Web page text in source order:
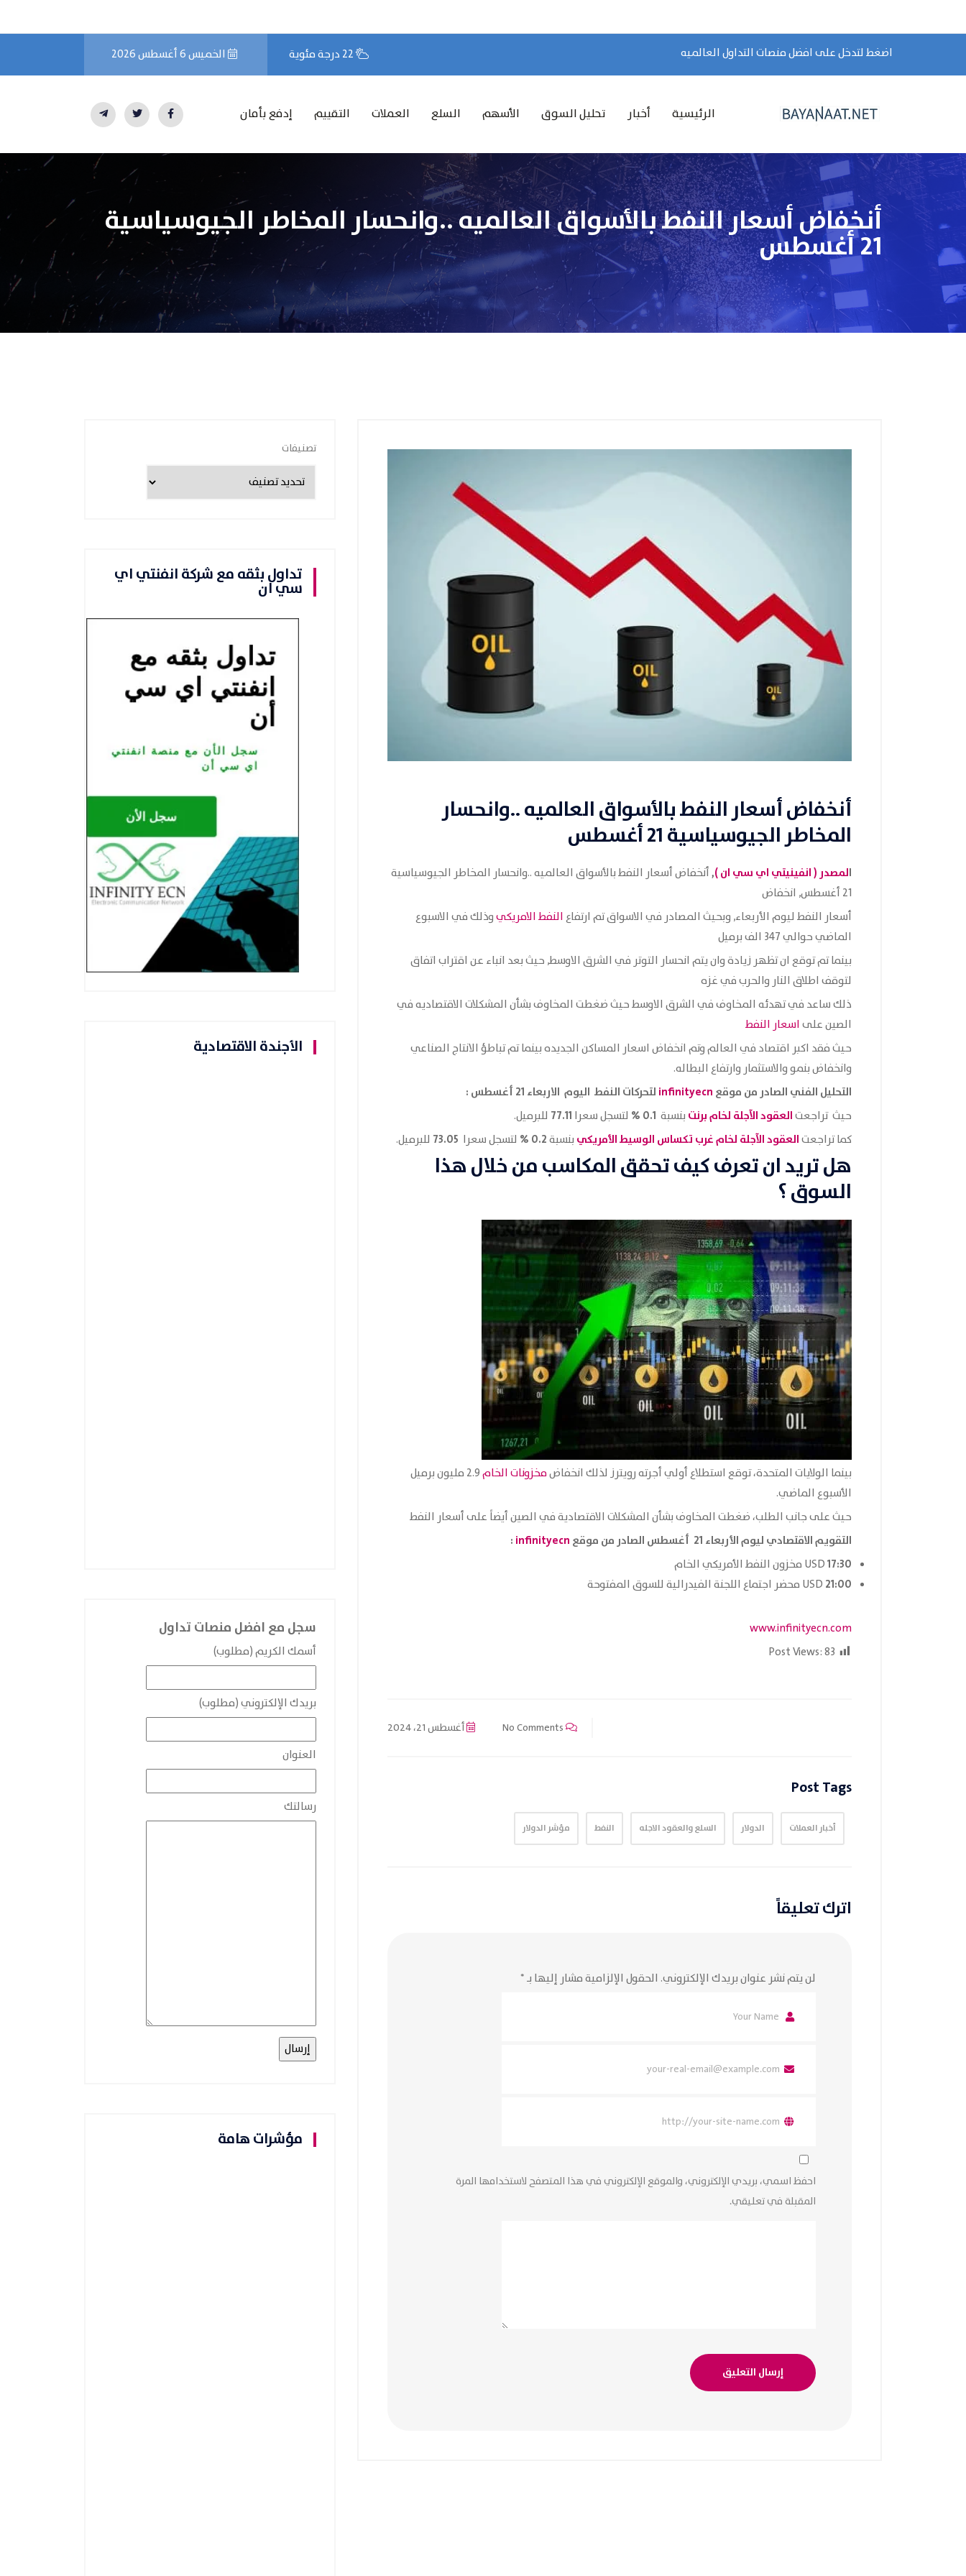
اضغط لتدخل على افضل منصات التداول العالميه 22 درجة مئوية الخميس 6 أغسطس 2026
الرئيسية أخبار تحليل السوق الأسهم السلع العملات التقييم إدفع بأمان
أنخفاض أسعار النفط بالأسواق العالميه ..وانحسار المخاطر الجيوسياسية
21 أغسطس
أنخفاض أسعار النفط بالأسواق العالميه ..وانحسار
المخاطر الجيوسياسية 21 أغسطس
المصدر (انفينيتي اي سي ان)
,أنخفاض أسعار النفط بالأسواق العالميه ..وانحسار المخاطر الجيوسياسية
21 أغسطس, انخفاض
أسعار النفط ليوم الأربعاء, وبحيث المصادر في الاسواق تم ارتفاعالنفط الامريكيوذلك في الاسبوع
الماضي حوالي 347 الف برميل
بينما تم توقع ان تظهر زيادة وان يتم انحسار التوتر في الشرق الاوسط, حيث بعد انباء عن اقتراب اتفاق
لتوقف اطلاق النار والحرب في غزه
ذلك ساعد في تهدئه المخاوف في الشرق الاوسط حيث ضغطت المخاوف بشأن المشكلات الاقتصاديه في
الصين علىاسعار النفط
حيث فقد اكبر اقتصاد في العالم وتم انخفاض اسعار المساكن الجديده بينما تم تباطؤ الانتاج الصناعي
وانخفاض بنمو والاستثمار وارتفاع البطاله.
التحليل الفني الصادر من موقع infinityecn لتحركات النفط اليوم الاربعاء 21 أغسطس :
حيث تراجعتالعقود الآجلة لخامبرنت بنسبة 0.1 % لتسجل سعرا 77.11 للبرميل.
كما تراجعتالعقود الآجلة لخام غرب تكساس الوسيط الأمريكي بنسبة لتسجل سعرا 73.05 للبرميل.
هل تريد ان تعرف كيف تحقق المكاسب من خلال هذا
السوق ؟
بينما الولايات المتحدة، توقع استطلاع أولي أجرته رويترز لذلك انخفاضمخزونات الخام
2.9 مليون برميل
الأسبوع الماضي.
حيث على جانب الطلب، ضغطت المخاوف بشأن المشكلات الاقتصادية في الصين أيضاً على أسعار النفط
التقويم الاقتصادي ليوم الأربعاء 21 أغسطس الصادر من موقع infinityecn
:
17:30
21:00
www.infinityecn.com
Post Views:83
أغسطس 21، 2024
Post Tags
أخبار العملات الدولار السلع والعقود الاجله النفط مؤشر الدولار
اترك تعليقاً
لن يتم نشر عنوان بريدك الإلكتروني. الحقول الإلزامية مشار إليها بـ*
احفظ اسمي، بريدي الإلكتروني، والموقع الإلكتروني في هذا المتصفح لاستخدامها المرة
المقبلة في تعليقي.
تصنيفات
تداول بثقه مع شركة انفنتي اي
سي ان
الأجندة الاقتصادية
سجل مع افضل منصات تداول
أسمك الكريم (مطلوب)
بريدك الإلكتروني (مطلوب)
العنوان
رسالتك
مؤشرات هامة